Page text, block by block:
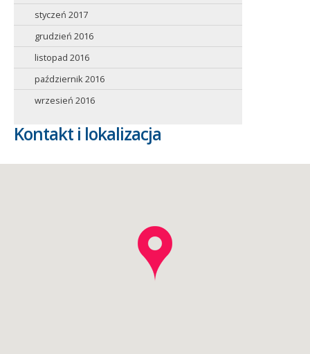
styczeń 2017
grudzień 2016
listopad 2016
październik 2016
wrzesień 2016
Kontakt i lokalizacja